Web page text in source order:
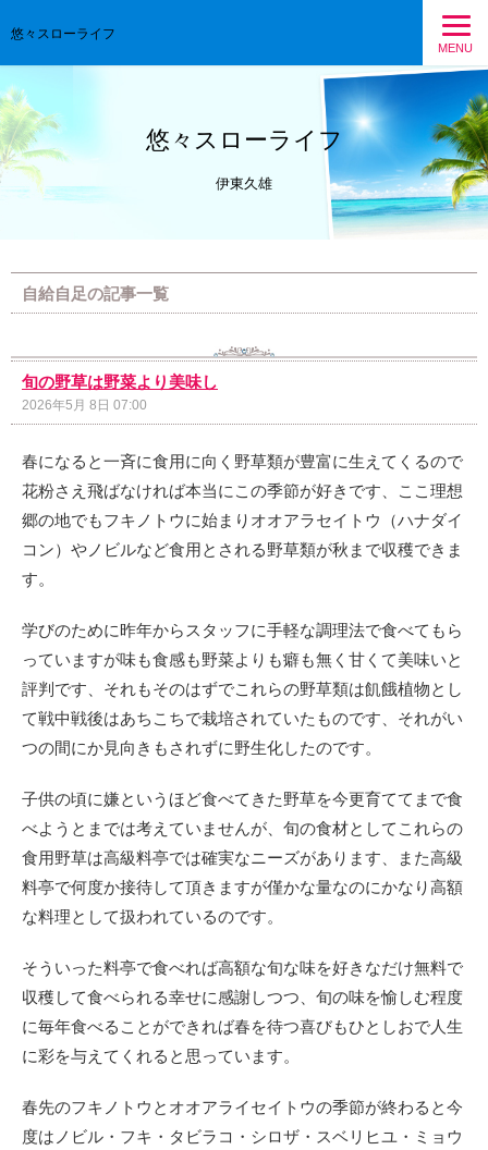
悠々スローライフ
MENU
悠々スローライフ
伊東久雄
自給自足の記事一覧
旬の野草は野菜より美味し
2026年5月 8日 07:00
春になると一斉に食用に向く野草類が豊富に生えてくるので
花粉さえ飛ばなければ本当にこの季節が好きです、ここ理想
郷の地でもフキノトウに始まりオオアラセイトウ（ハナダイ
コン）やノビルなど食用とされる野草類が秋まで収穫できま
す。
学びのために昨年からスタッフに手軽な調理法で食べてもら
っていますが味も食感も野菜よりも癖も無く甘くて美味いと
評判です、それもそのはずでこれらの野草類は飢餓植物とし
て戦中戦後はあちこちで栽培されていたものです、それがい
つの間にか見向きもされずに野生化したのです。
子供の頃に嫌というほど食べてきた野草を今更育ててまで食
べようとまでは考えていませんが、旬の食材としてこれらの
食用野草は高級料亭では確実なニーズがあります、また高級
料亭で何度か接待して頂きますが僅かな量なのにかなり高額
な料理として扱われているのです。
そういった料亭で食べれば高額な旬な味を好きなだけ無料で
収穫して食べられる幸せに感謝しつつ、旬の味を愉しむ程度
に毎年食べることができれば春を待つ喜びもひとしおで人生
に彩を与えてくれると思っています。
春先のフキノトウとオオアライセイトウの季節が終わると今
度はノビル・フキ・タビラコ・シロザ・スベリヒユ・ミョウ